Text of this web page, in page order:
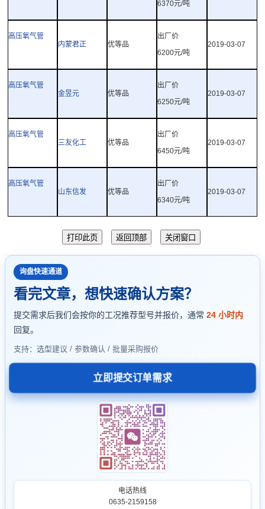
6370元/吨
高压氧气管
内蒙君正
优等品
出厂价
6200元/吨
2019-03-07
高压氧气管
金昱元
优等品
出厂价
6250元/吨
2019-03-07
高压氧气管
三友化工
优等品
出厂价
6450元/吨
2019-03-07
高压氧气管
山东信发
优等品
出厂价
6340元/吨
2019-03-07
询盘快速通道
看完文章，想快速确认方案？
提交需求后我们会按你的工况推荐型号并报价，通常 24 小时内
回复。
支持：选型建议 / 参数确认 / 批量采购报价
立即提交订单需求
电话热线
0635-2159158